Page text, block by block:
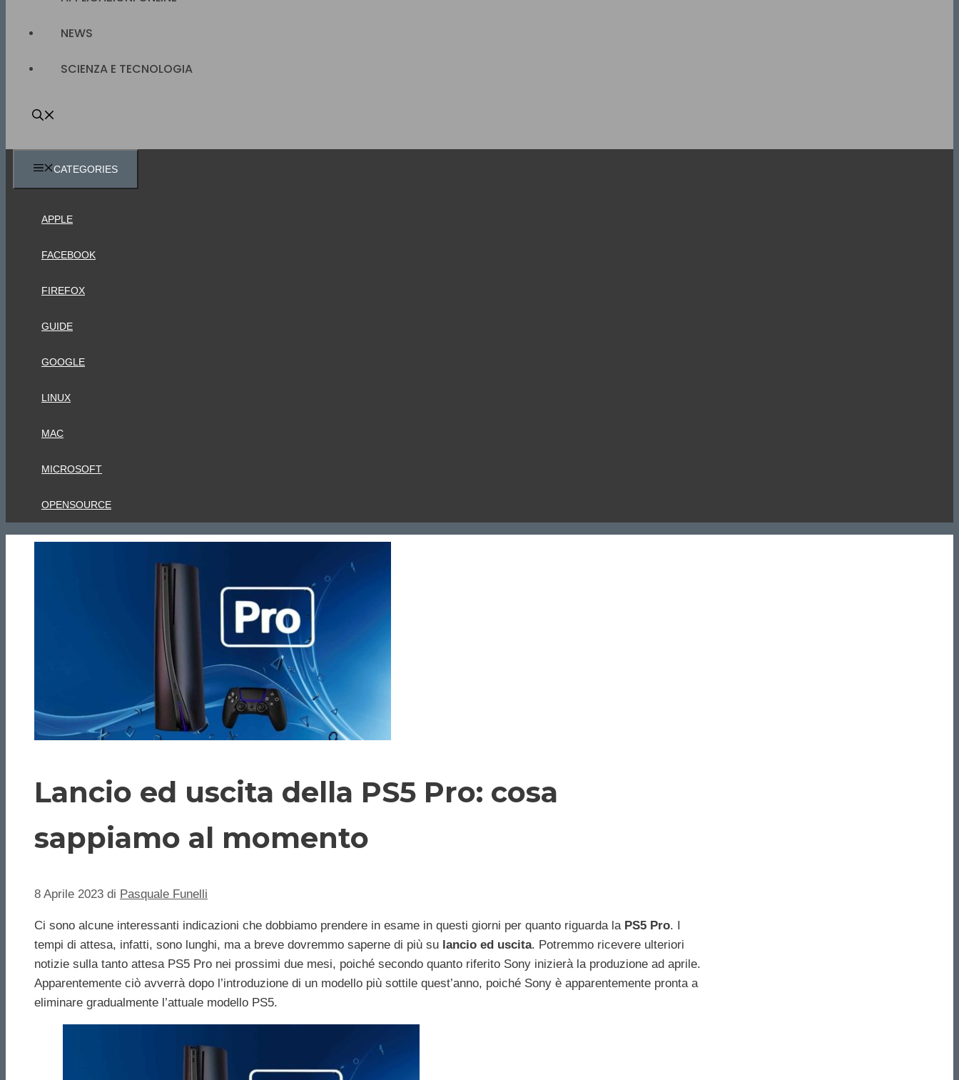
NEWS
SCIENZA E TECNOLOGIA
CATEGORIES
APPLE
FACEBOOK
FIREFOX
GUIDE
GOOGLE
LINUX
MAC
MICROSOFT
OPENSOURCE
Lancio ed uscita della PS5 Pro: cosa
sappiamo al momento
8 Aprile 2023 di Pasquale Funelli
Ci sono alcune interessanti indicazioni che dobbiamo prendere in esame in questi giorni per quanto riguarda la PS5 Pro. I
tempi di attesa, infatti, sono lunghi, ma a breve dovremmo saperne di più su lancio ed uscita. Potremmo ricevere ulteriori
notizie sulla tanto attesa PS5 Pro nei prossimi due mesi, poiché secondo quanto riferito Sony inizierà la produzione ad aprile.
Apparentemente ciò avverrà dopo l’introduzione di un modello più sottile quest’anno, poiché Sony è apparentemente pronta a
eliminare gradualmente l’attuale modello PS5.